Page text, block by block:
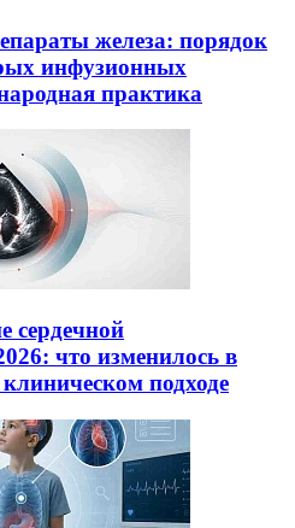
железа: порядок
инфузионных
практика
сердечной
что изменилось в
подходе